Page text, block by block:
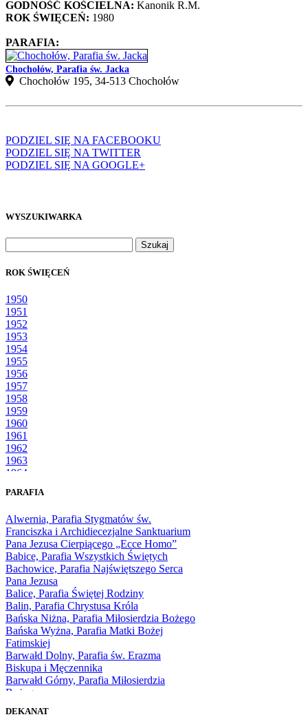
GODNOŚĆ KOŚCIELNA: Kanonik R.M.
ROK ŚWIĘCEŃ: 1980
PARAFIA:
Chochołów, Parafia św. Jacka
Chochołów 195, 34-513 Chochołów
PODZIEL SIĘ NA FACEBOOKU
PODZIEL SIĘ NA TWITTER
PODZIEL SIĘ NA GOOGLE+
WYSZUKIWARKA
ROK ŚWIĘCEŃ
1950
1951
1952
1953
1954
1955
1956
1957
1958
1959
1960
1961
1962
1963
1964
1966
1968
1969
1970
1971
1972
1973
1974
1975
1976
1977
1978
1979
1980
1981
1983
PARAFIA
Alwernia, Parafia Stygmatów św.
Franciszka i Archidiecezjalne Sanktuarium
Pana Jezusa Cierpiącego „Ecce Homo”
Babice, Parafia Wszystkich Świętych
Bachowice, Parafia Najświętszego Serca
Pana Jezusa
Balice, Parafia Świętej Rodziny
Balin, Parafia Chrystusa Króla
Bańska Niżna, Parafia Miłosierdzia Bożego
Bańska Wyżna, Parafia Matki Bożej
Fatimskiej
Barwałd Dolny, Parafia św. Erazma
Biskupa i Męczennika
Barwałd Górny, Parafia Miłosierdzia
Bożego
DEKANAT